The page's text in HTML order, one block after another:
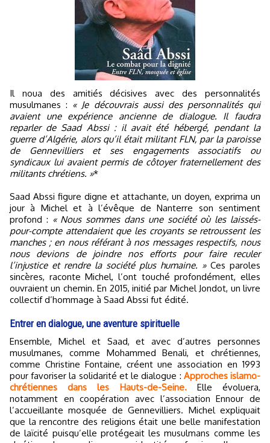
Il noua des amitiés décisives avec des personnalités
musulmanes : « Je découvrais aussi des personnalités qui
avaient une expérience ancienne de dialogue. Il faudra
reparler de Saad Abssi : il avait été hébergé, pendant la
guerre d’Algérie, alors qu’il était militant FLN, par la paroisse
de Gennevilliers et ses engagements associatifs ou
syndicaux lui avaient permis de côtoyer fraternellement des
militants chrétiens. »*
Saad Abssi figure digne et attachante, un doyen, exprima un
jour à Michel et à l’évêque de Nanterre son sentiment
profond : « Nous sommes dans une société où les laissés-
pour-compte attendaient que les croyants se retroussent les
manches ; en nous référant à nos messages respectifs, nous
nous devions de joindre nos efforts pour faire reculer
l’injustice et rendre la société plus humaine. »Ces paroles
sincères, raconte Michel, l’ont touché profondément, elles
ouvraient un chemin. En 2015, initié par Michel Jondot, un livre
collectif d’hommage à Saad Abssi fut édité.
Entrer en dialogue, une aventure spirituelle
Ensemble, Michel et Saad, et avec d’autres personnes
musulmanes, comme Mohammed Benali, et chrétiennes,
comme Christine Fontaine, créent une association en 1993
pour favoriser la solidarité et le dialogue : Approches islamo-
chrétiennes dans les Hauts-de-Seine.Elle évoluera,
notamment en coopération avec l’association Ennour de
l’accueillante mosquée de Gennevilliers. Michel expliquait
que la rencontre des religions était une belle manifestation
de laïcité puisqu’elle protégeait les musulmans comme les